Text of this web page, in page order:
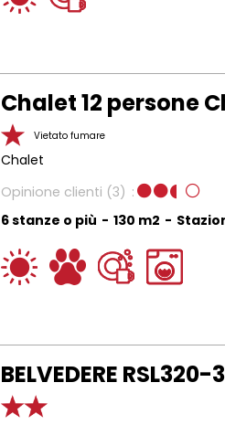
Chalet 12 persone
Vietato fumare
Chalet
Opinione clienti (3)
6 stanze o più
130 m2
BELVEDERE